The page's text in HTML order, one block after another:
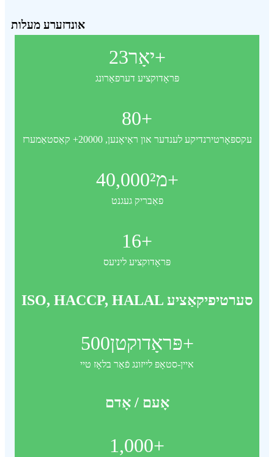
אונדזערע מעלות
23 יאָר+
פּראָדוקציע דערפאַרונג
80+
עקספּאָרטירנדיקע לענדער און ראַיאָנען, 20000+ קאַסטאַמערז
40,000 מ²+
פאַבריק געגנט
16+
פּראָדוקציע ליניעס
ISO, HACCP, HALAL סערטיפיקאַציע
500 פּראָדוקטן+
איין-סטאָפּ לייזונג פֿאַר בלאָז טיי
אָעם / אָדם
1,000+